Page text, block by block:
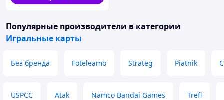
Популярные производители в категории
Игральные карты
Без бренда Foteleamo Strateg Piatnik
USPCC Atak Namco Bandai Games Trefl